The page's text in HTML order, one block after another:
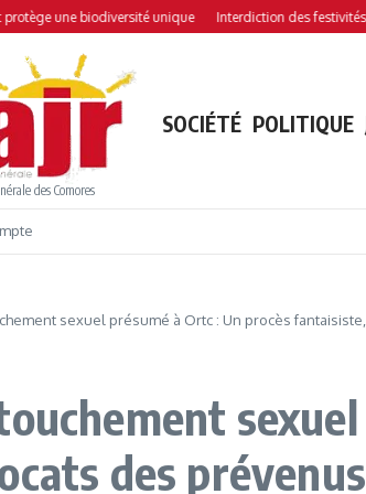
biodiversité unique Interdiction des festivités de
des Comores
SOCIÉTÉ POLITIQUE
sexuel présumé à Ortc : Un procès
des prévenus